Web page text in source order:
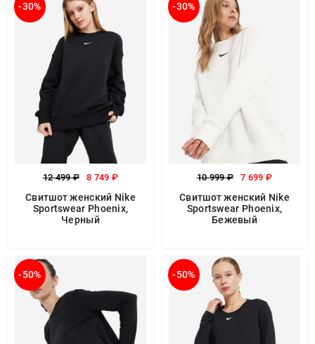
-30%
12 499 ₽ 8 749 ₽
Свитшот женский Nike
Sportswear Phoenix,
Черный
-30%
10 999 ₽ 7 699 ₽
Свитшот женский Nike
Sportswear Phoenix,
Бежевый
-50% -50%